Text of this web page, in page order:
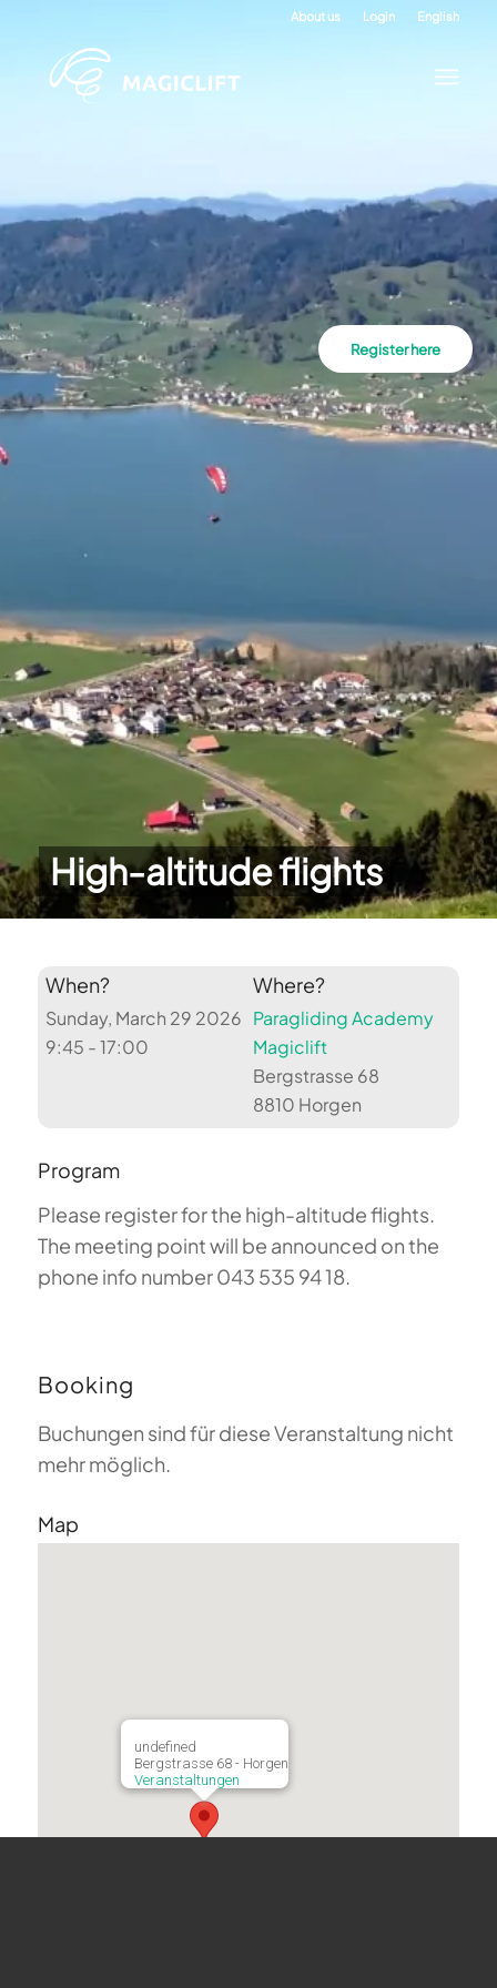
About us Login English
High-altitude flights
Register here
When?
Sunday, March 29 2026
9:45 - 17:00
Where?
Paragliding Academy
Magiclift
Bergstrasse 68
8810 Horgen
Program
Please register for the high-altitude flights.
The meeting point will be announced on the
phone info number 043 535 94 18.
Booking
Buchungen sind für diese Veranstaltung nicht
mehr möglich.
Map
undefined
Bergstrasse 68 - Horgen
Veranstaltungen